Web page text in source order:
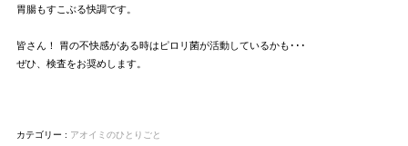
胃腸もすこぶる快調です。
皆さん！ 胃の不快感がある時はピロリ菌が活動しているかも･･･
ぜひ、検査をお奨めします。
カテゴリー : アオイミのひとりごと